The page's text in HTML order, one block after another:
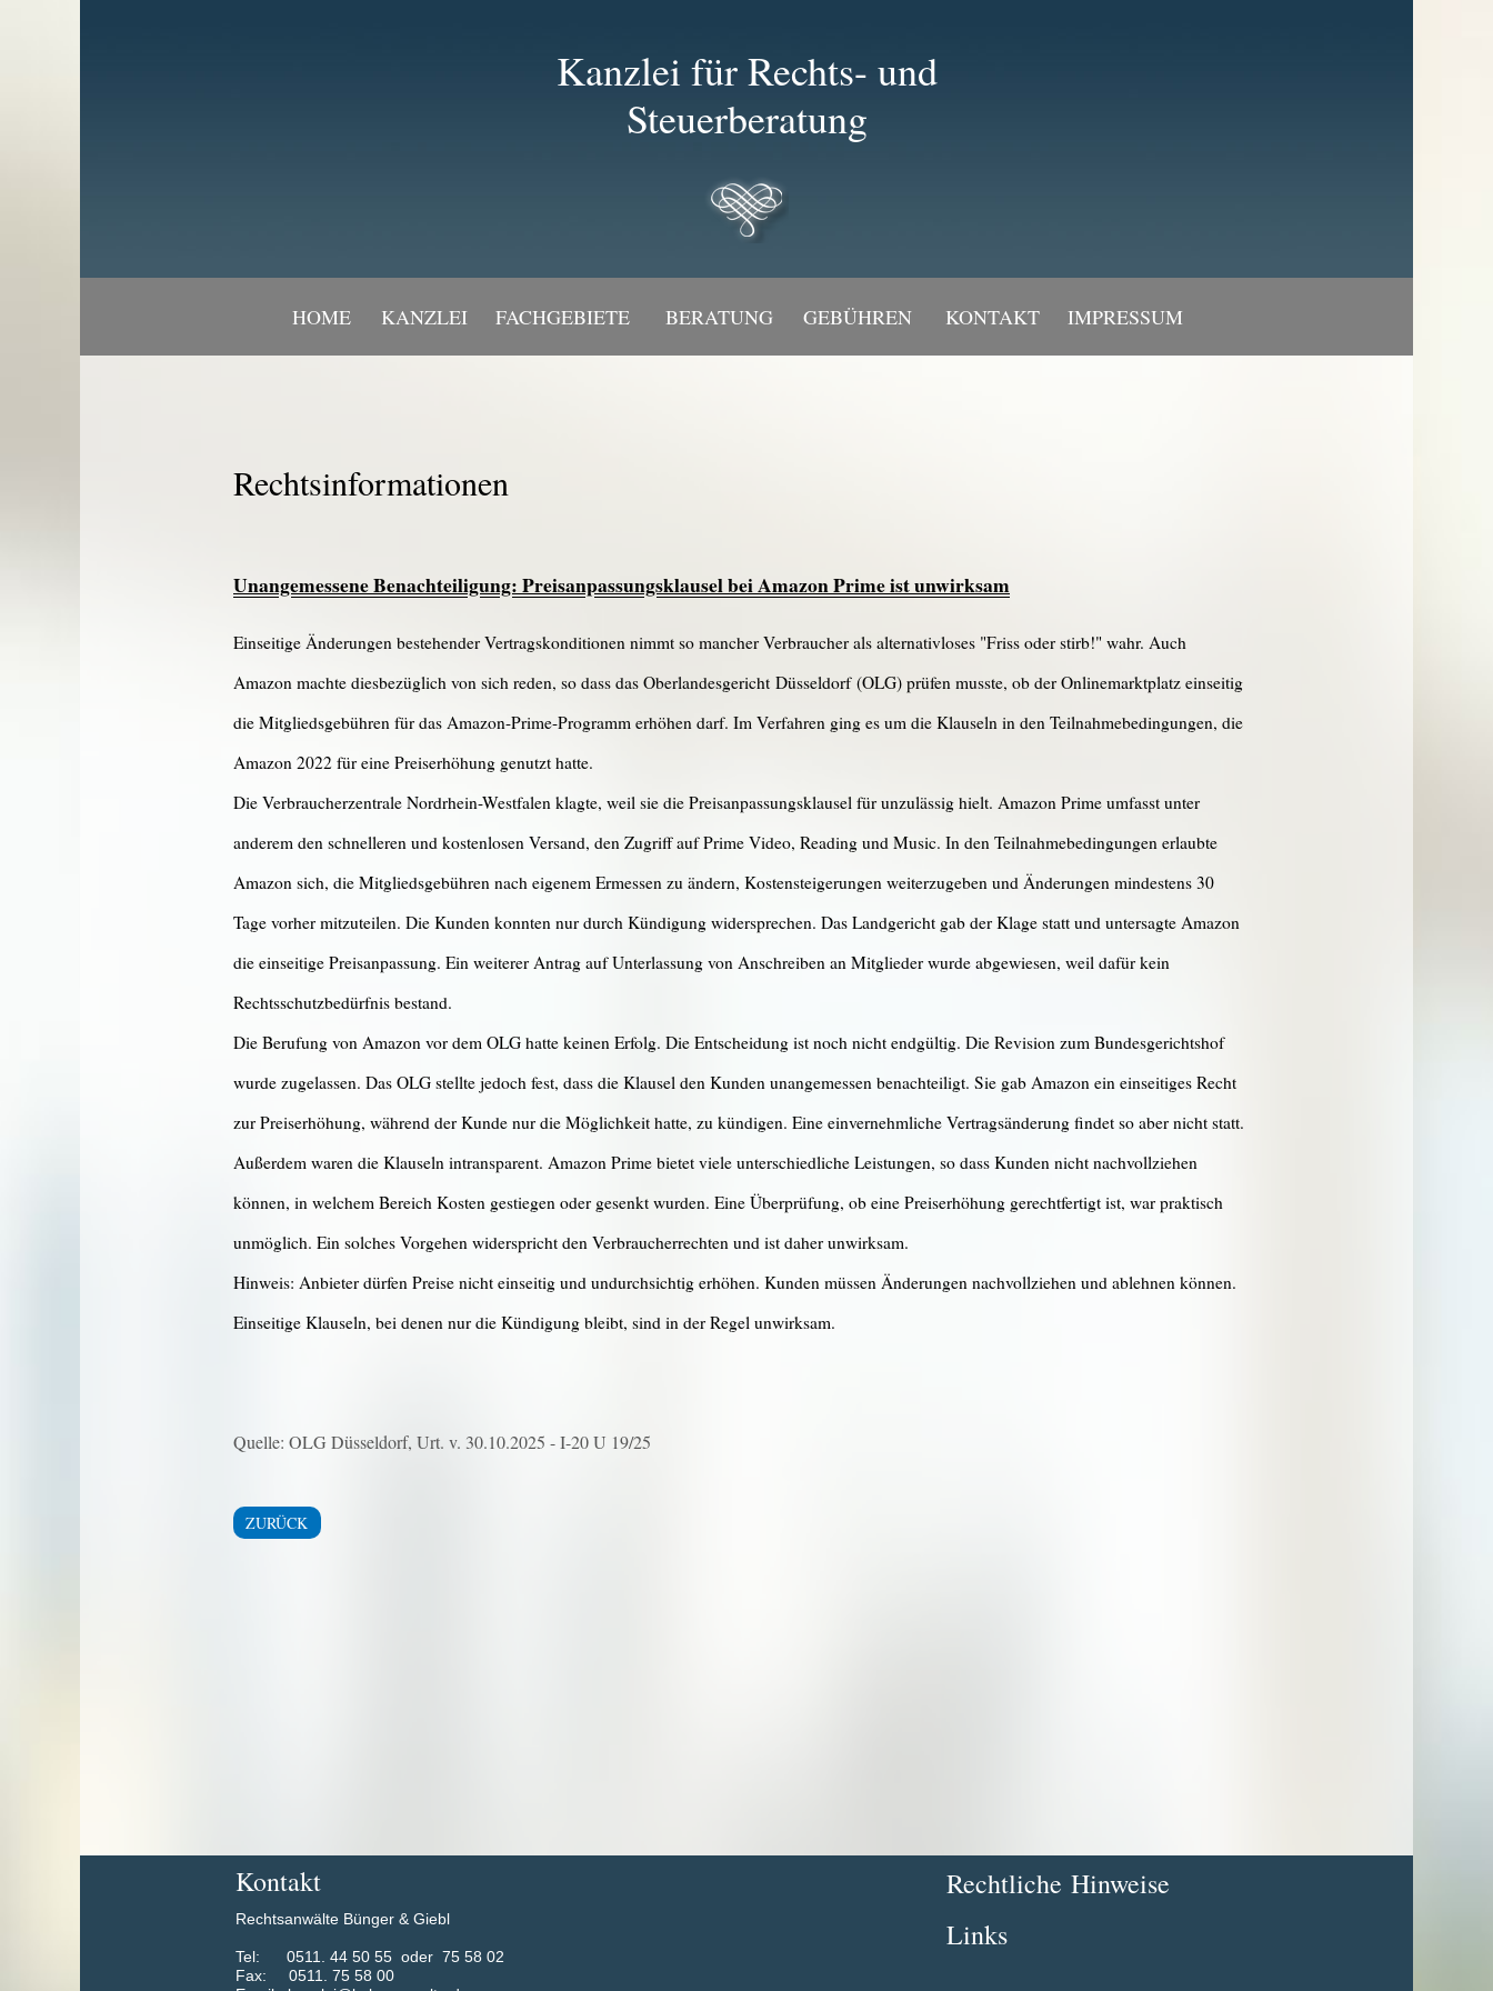
Kanzlei für Rechts- und
Steuerberatung
HOME KANZLEI FACHGEBIETE BERATUNG GEBÜHREN KONTAKT IMPRESSUM
Rechtsinformationen
Unangemessene Benachteiligung: Preisanpassungsklausel bei Amazon Prime ist unwirksam
Einseitige Änderungen bestehender Vertragskonditionen nimmt so mancher Verbraucher als alternativloses "Friss oder stirb!" wahr. Auch
Amazon machte diesbezüglich von sich reden, so dass das Oberlandesgericht Düsseldorf (OLG) prüfen musste, ob der Onlinemarktplatz einseitig
die Mitgliedsgebühren für das Amazon-Prime-Programm erhöhen darf. Im Verfahren ging es um die Klauseln in den Teilnahmebedingungen, die
Amazon 2022 für eine Preiserhöhung genutzt hatte.
Die Verbraucherzentrale Nordrhein-Westfalen klagte, weil sie die Preisanpassungsklausel für unzulässig hielt. Amazon Prime umfasst unter
anderem den schnelleren und kostenlosen Versand, den Zugriff auf Prime Video, Reading und Music. In den Teilnahmebedingungen erlaubte
Amazon sich, die Mitgliedsgebühren nach eigenem Ermessen zu ändern, Kostensteigerungen weiterzugeben und Änderungen mindestens 30
Tage vorher mitzuteilen. Die Kunden konnten nur durch Kündigung widersprechen. Das Landgericht gab der Klage statt und untersagte Amazon
die einseitige Preisanpassung. Ein weiterer Antrag auf Unterlassung von Anschreiben an Mitglieder wurde abgewiesen, weil dafür kein
Rechtsschutzbedürfnis bestand.
Die Berufung von Amazon vor dem OLG hatte keinen Erfolg. Die Entscheidung ist noch nicht endgültig. Die Revision zum Bundesgerichtshof
wurde zugelassen. Das OLG stellte jedoch fest, dass die Klausel den Kunden unangemessen benachteiligt. Sie gab Amazon ein einseitiges Recht
zur Preiserhöhung, während der Kunde nur die Möglichkeit hatte, zu kündigen. Eine einvernehmliche Vertragsänderung findet so aber nicht statt.
Außerdem waren die Klauseln intransparent. Amazon Prime bietet viele unterschiedliche Leistungen, so dass Kunden nicht nachvollziehen
können, in welchem Bereich Kosten gestiegen oder gesenkt wurden. Eine Überprüfung, ob eine Preiserhöhung gerechtfertigt ist, war praktisch
unmöglich. Ein solches Vorgehen widerspricht den Verbraucherrechten und ist daher unwirksam.
Hinweis: Anbieter dürfen Preise nicht einseitig und undurchsichtig erhöhen. Kunden müssen Änderungen nachvollziehen und ablehnen können.
Einseitige Klauseln, bei denen nur die Kündigung bleibt, sind in der Regel unwirksam.
Quelle: OLG Düsseldorf, Urt. v. 30.10.2025 - I-20 U 19/25
ZURÜCK
Kontakt
Rechtsanwälte Bünger & Giebl
​Tel: 0511. 44 50 55 oder 75 58 02
Fax: 0511. 75 58 00
Rechtliche Hinweise
Links